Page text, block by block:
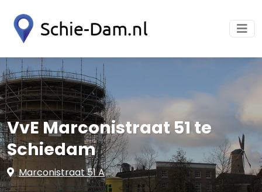
VvE Marconistraat 51 te
Schiedam
Marconistraat 51 A